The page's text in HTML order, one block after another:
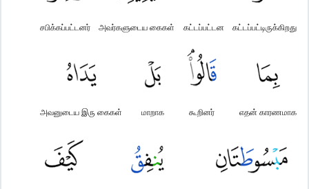
கட்டப்பட்டிருக்கிறது
கட்டப்பட்டன
அவர்களுடைய கைகள்
சபிக்கப்பட்டனர்
எதன் காரணமாக
கூறினர்
மாறாக
அவனுடைய இரு கைகள்